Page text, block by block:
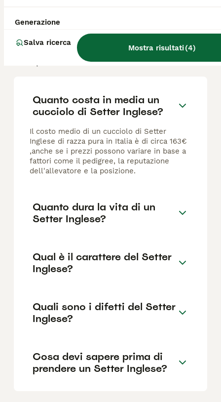
Generazione
Salva ricerca
Mostra risultati(4)
Quanto costa in media un
cucciolo di Setter Inglese?
Il costo medio di un cucciolo di Setter
Inglese di razza pura in Italia è di circa 163€
,anche se i prezzi possono variare in base a
fattori come il pedigree, la reputazione
dell'allevatore e la posizione.
Quanto dura la vita di un
Setter Inglese?
Qual è il carattere del Setter
Inglese?
Quali sono i difetti del Setter
Inglese?
Cosa devi sapere prima di
prendere un Setter Inglese?